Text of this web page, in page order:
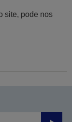
site, pode nos